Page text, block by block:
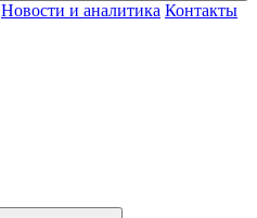
Новости и аналитика Контакты